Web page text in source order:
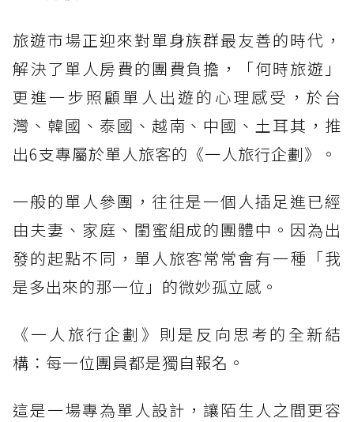
旅遊市場正迎來對單身族群最友善的時代，
解決了單人房費的團費負擔，「何時旅遊」
更進一步照顧單人出遊的心理感受，於台
灣、韓國、泰國、越南、中國、土耳其，推
出6支專屬於單人旅客的《一人旅行企劃》。
一般的單人參團，往往是一個人插足進已經
由夫妻、家庭、閨蜜組成的團體中。因為出
發的起點不同，單人旅客常常會有一種「我
是多出來的那一位」的微妙孤立感。
《一人旅行企劃》則是反向思考的全新結
構：每一位團員都是獨自報名。
這是一場專為單人設計，讓陌生人之間更容